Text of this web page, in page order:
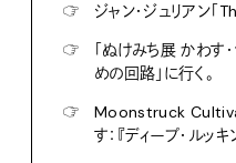
☞
ジャン・ジュリアン「
☞
「ぬけみち展 かわす
めの回路」に行く。
☞
Moonstruck
す：『ディープ・ルッキ